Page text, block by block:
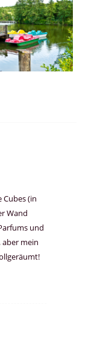
(in
Wand
und
aber mein